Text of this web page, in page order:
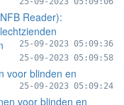
Reader):
25-09-2023 05:09:36
25-09-2023 05:09:58
voor blinden en
25-09-2023 05:09:24
voor blinden en